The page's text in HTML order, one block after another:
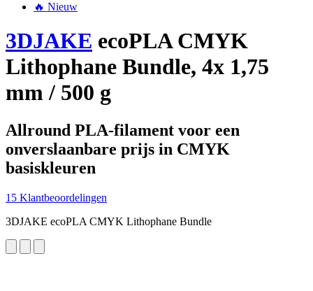
🔥 Nieuw
3DJAKE ecoPLA CMYK
Lithophane Bundle, 4x 1,75
mm / 500 g
Allround PLA-filament voor een
onverslaanbare prijs in CMYK
basiskleuren
15 Klantbeoordelingen
3DJAKE ecoPLA CMYK Lithophane Bundle